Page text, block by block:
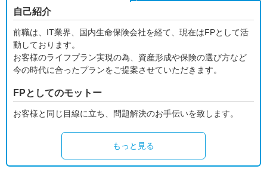
自己紹介
前職は、IT業界、国内生命保険会社を経て、現在はFPとして活
動しております。
お客様のライフプラン実現の為、資産形成や保険の選び方など
今の時代に合ったプランをご提案させていただきます。
FPとしてのモットー
お客様と同じ目線に立ち、問題解決のお手伝いを致します。
もっと見る